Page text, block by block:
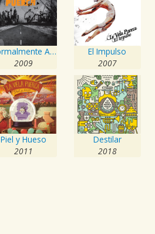
Normalmente Anormal
2009
El Impulso
2007
Piel y Hueso
2011
Destilar
2018